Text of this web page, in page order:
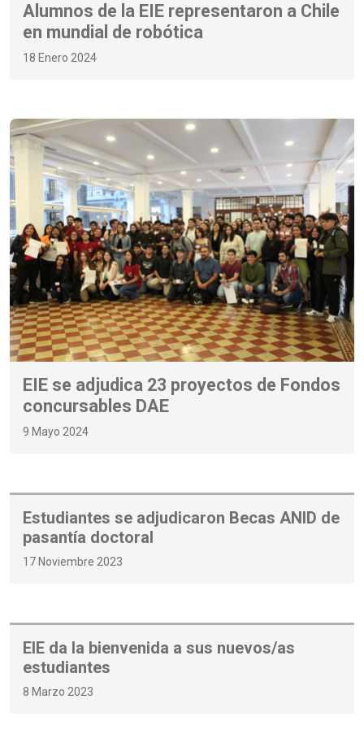
Alumnos de la EIE representaron a Chile
en mundial de robótica
18 Enero 2024
EIE se adjudica 23 proyectos de Fondos
concursables DAE
9 Mayo 2024
Estudiantes se adjudicaron Becas ANID de
pasantía doctoral
17 Noviembre 2023
EIE da la bienvenida a sus nuevos/as
estudiantes
8 Marzo 2023